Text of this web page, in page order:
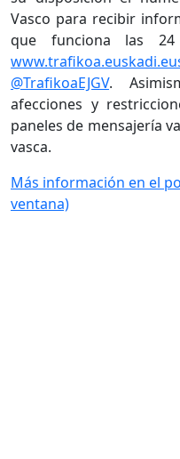
Vasco para recibir
que funciona las
@TrafikoaEJGV.
afecciones y
paneles de mensajería
vasca.
Más información en el
ventana)